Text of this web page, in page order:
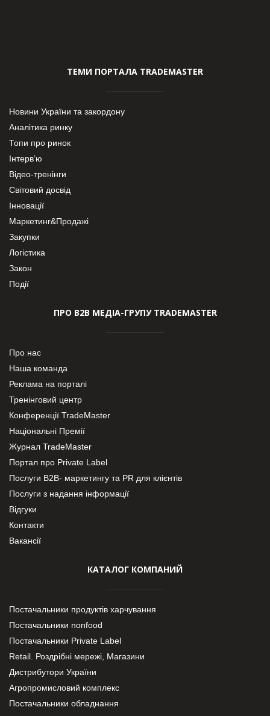
ТЕМИ ПОРТАЛА TRADEMASTER
Новини України та закордону
Аналітика ринку
Топи про ринок
Інтерв’ю
Відео-тренінги
Світовий досвід
Інновації
Маркетинг&Продажі
Закупки
Логістика
Закон
Події
ПРО В2В МЕДІА-ГРУПУ TRADEMASTER
Про нас
Наша команда
Реклама на порталі
Тренінговий центр
Конференції TradeMaster
Національні Премії
Журнал TradeMaster
Портал про Private Label
Послуги В2В- маркетингу та PR для клієнтів
Послуги з надання інформації
Відгуки
Контакти
Вакансії
КАТАЛОГ КОМПАНИЙ
Постачальники продуктів харчування
Постачальники nonfood
Постачальники Private Label
Retail. Роздрібні мережі, Магазини
Дистрибутори України
Агропромисловий комплекс
Постачальники обладнання